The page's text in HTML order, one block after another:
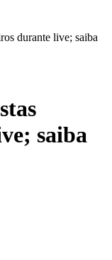
durante live; saiba
saiba